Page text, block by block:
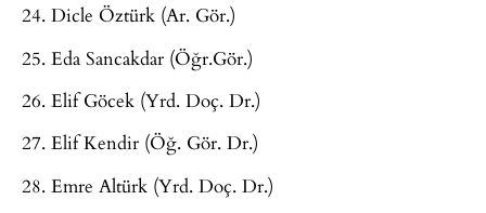
24. Dicle Öztürk (Ar. Gör.)
25. Eda Sancakdar (Öğr.Gör.)
26. Elif Göcek (Yrd. Doç. Dr.)
27. Elif Kendir (Öğ. Gör. Dr.)
28. Emre Altürk (Yrd. Doç. Dr.)